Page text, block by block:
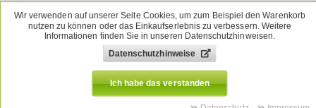
06167-9139760
06167-913480
versand@bsbio.de
Shopsystem & Warenwirtschaft bye-vendo
Wir verwenden auf unserer Seite Cookies, um zum Beispiel den Warenkorb
nutzen zu können oder das Einkaufserlebnis zu verbessern. Weitere
Informationen finden Sie in unseren Datenschutzhinweisen.
Datenschutzhinweise
Ich habe das verstanden